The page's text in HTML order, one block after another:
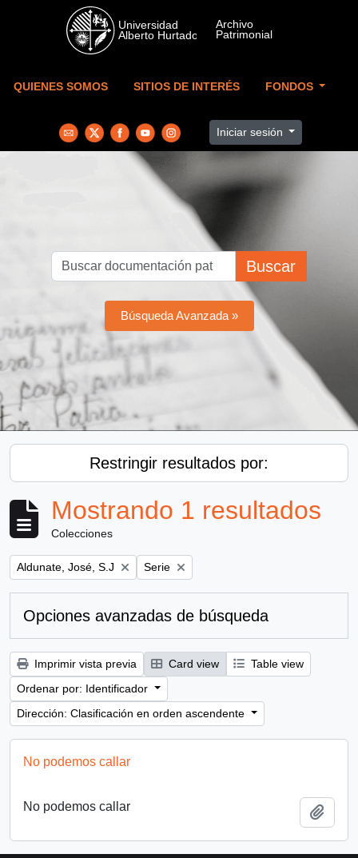
Skip to main content
QUIENES SOMOS SITIOS DE INTERÉS FONDOS
Iniciar sesión
Buscar
Búsqueda Avanzada »
Restringir resultados por:
Mostrando 1 resultados
Colecciones
Remove filter:
Aldunate, José, S.J Remove filter:
Serie
Opciones avanzadas de búsqueda
Imprimir vista previa Card view
Table view
Ordenar por: Identificador
Dirección: Clasificación en orden ascendente
No podemos callar
No podemos callar